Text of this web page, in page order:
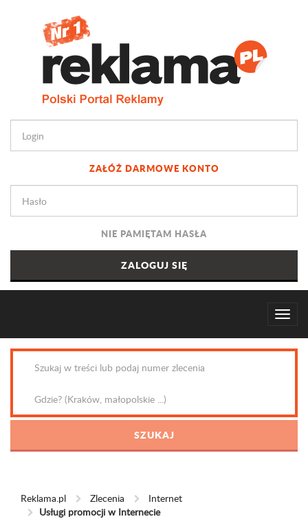
ZAŁÓŻ DARMOWE KONTO
NIE PAMIĘTAM HASŁA
Reklama.pl Zlecenia
Internet
Usługi promocji w Internecie